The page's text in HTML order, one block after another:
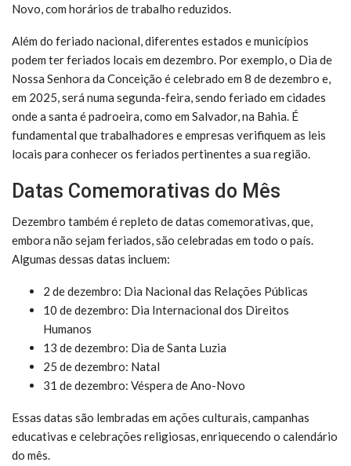
Novo, com horários de trabalho reduzidos.
Além do feriado nacional, diferentes estados e municípios
podem ter feriados locais em dezembro. Por exemplo, o Dia de
Nossa Senhora da Conceição é celebrado em 8 de dezembro e,
em 2025, será numa segunda-feira, sendo feriado em cidades
onde a santa é padroeira, como em Salvador, na Bahia. É
fundamental que trabalhadores e empresas verifiquem as leis
locais para conhecer os feriados pertinentes a sua região.
Datas Comemorativas do Mês
Dezembro também é repleto de datas comemorativas, que,
embora não sejam feriados, são celebradas em todo o país.
Algumas dessas datas incluem:
2 de dezembro: Dia Nacional das Relações Públicas
10 de dezembro: Dia Internacional dos Direitos
Humanos
13 de dezembro: Dia de Santa Luzia
25 de dezembro: Natal
31 de dezembro: Véspera de Ano-Novo
Essas datas são lembradas em ações culturais, campanhas
educativas e celebrações religiosas, enriquecendo o calendário
do mês.